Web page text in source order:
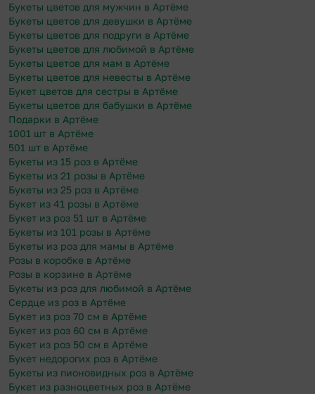
Букеты цветов для мужчин в Артёме
Букеты цветов для девушки в Артёме
Букеты цветов для подруги в Артёме
Букеты цветов для любимой в Артёме
Букеты цветов для мам в Артёме
Букеты цветов для невесты в Артёме
Букет цветов для сестры в Артёме
Букеты цветов для бабушки в Артёме
Подарки в Артёме
1001 шт в Артёме
501 шт в Артёме
Букеты из 15 роз в Артёме
Букеты из 21 розы в Артёме
Букеты из 25 роз в Артёме
Букет из 41 розы в Артёме
Букет из роз 51 шт в Артёме
Букеты из 101 розы в Артёме
Букеты из роз для мамы в Артёме
Розы в коробке в Артёме
Розы в корзине в Артёме
Букеты из роз для любимой в Артёме
Сердце из роз в Артёме
Букет из роз 70 см в Артёме
Букет из роз 60 см в Артёме
Букет из роз 50 см в Артёме
Букет недорогих роз в Артёме
Букеты из пионовидных роз в Артёме
Букет из разноцветных роз в Артёме